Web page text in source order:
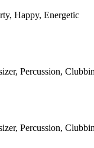
Happy, Energetic
Percussion,
Percussion,